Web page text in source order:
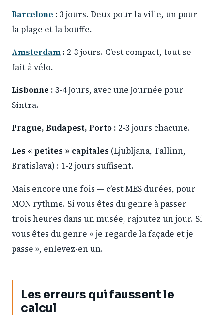
Barcelone : 3 jours. Deux pour la ville, un pour
la plage et la bouffe.
Amsterdam : 2-3 jours. C’est compact, tout se
fait à vélo.
Lisbonne : 3-4 jours, avec une journée pour
Sintra.
Prague, Budapest, Porto : 2-3 jours chacune.
Les « petites » capitales (Ljubljana, Tallinn,
Bratislava) : 1-2 jours suffisent.
Mais encore une fois — c’est MES durées, pour
MON rythme. Si vous êtes du genre à passer
trois heures dans un musée, rajoutez un jour. Si
vous êtes du genre « je regarde la façade et je
passe », enlevez-en un.
Les erreurs qui faussent le
calcul